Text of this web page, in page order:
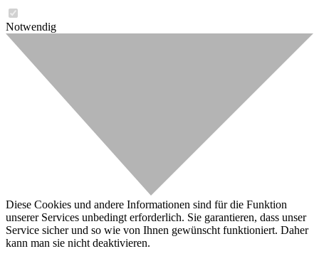
Notwendig
Diese Cookies und andere Informationen sind für die Funktion
unserer Services unbedingt erforderlich. Sie garantieren, dass unser
Service sicher und so wie von Ihnen gewünscht funktioniert. Daher
kann man sie nicht deaktivieren.